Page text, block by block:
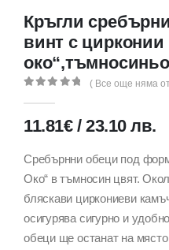
Кръгли
винт с
око“,тъмносиньо
( Все още няма
11.81€ /23.10лв.
Сребърнни обеци под
Око“ в тъмносин цвят.
бляскави циркониеви
осигурява сигурно и
обеци ще останат на